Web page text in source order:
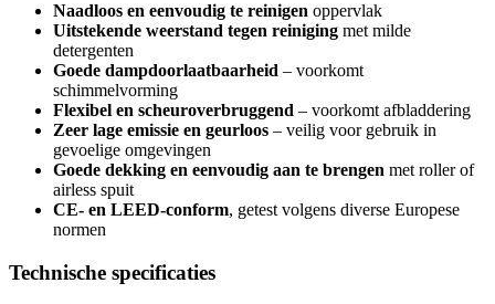
Naadloos en eenvoudig te reinigen oppervlak
Uitstekende weerstand tegen reiniging met milde
detergenten
Goede dampdoorlaatbaarheid – voorkomt
schimmelvorming
Flexibel en scheuroverbruggend – voorkomt afbladdering
Zeer lage emissie en geurloos – veilig voor gebruik in
gevoelige omgevingen
Goede dekking en eenvoudig aan te brengen met roller of
airless spuit
CE- en LEED-conform, getest volgens diverse Europese
normen
Technische specificaties